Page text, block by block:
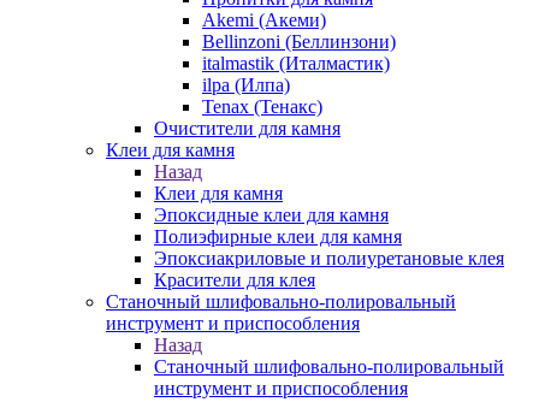
Akemi (Акеми)
Bellinzoni (Беллинзони)
italmastik (Италмастик)
ilpa (Илпа)
Tenax (Тенакс)
Очистители для камня
Клеи для камня
Назад
Клеи для камня
Эпоксидные клеи для камня
Полиэфирные клеи для камня
Эпоксиакриловые и полиуретановые клея
Красители для клея
Станочный шлифовально-полировальный
инструмент и приспособления
Назад
Станочный шлифовально-полировальный
инструмент и приспособления